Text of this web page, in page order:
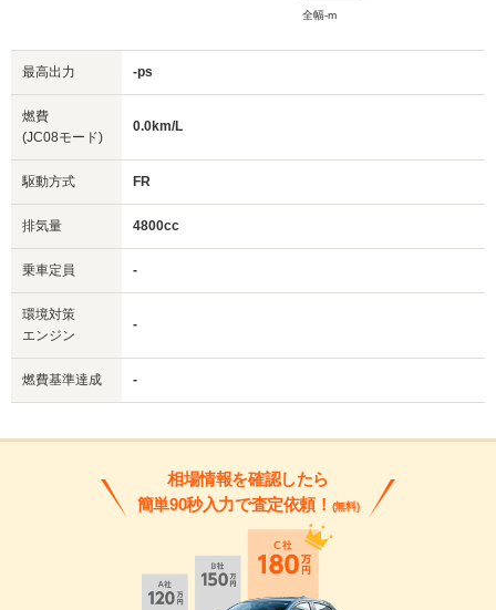
全幅-m
最高出力 -ps
燃費
(JC08モード)
0.0km/L
駆動方式 FR
排気量 4800cc
乗車定員 -
環境対策
エンジン
-
燃費基準達成 -
相場情報を確認したら
簡単90秒入力で査定依頼！ (無料)